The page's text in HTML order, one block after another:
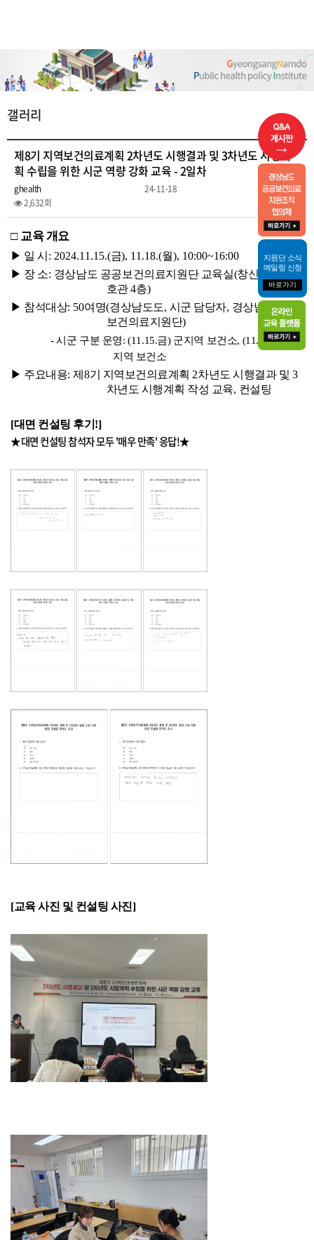
갤러리
제8기 지역보건의료계획 2차년도 시행결과 및 3차년도 시행계
획 수립을 위한 시군 역량 강화 교육 - 2일차
ghealth
24-11-18
2,632회
□ 교육 개요
▶ 일 시 : 2024.11.15.(금), 11.18.(월), 10:00~16:00
▶ 장 소: 경상남도 공공보건의료지원단 교육실(창신대학교6
호관4층)
▶ 참석대상: 50여명(경상남도도, 시군 담당자, 경상남도 공공
보건의료지원단)
-시군 구분 운영: (11.15.금) 군지역 보건소, (11.18.월)시
지역 보건소
▶ 주요내용:제 8기 지역보건의료계획 2차년도 시행결과 및 3
차년도 시행계획 작성 교육, 컨설팅
[대면 컨설팅 후기!]
★대면 컨설팅 참석자 모두 '매우 만족' 응답!★
[교육 사진 및 컨설팅 사진]
지원단 소식
메일링 신청
바로가기